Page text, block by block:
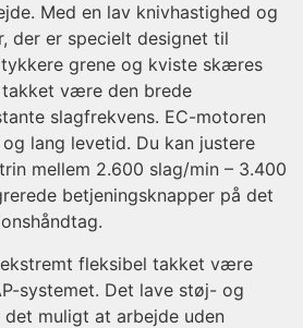
Med en lav knivhastighed og
der er specielt designet til
grene og kviste skæres
være den brede
slagfrekvens. EC-motoren
lang levetid. Du kan justere
mellem 2.600 slag/min – 3.400
betjeningsknapper på det
ekstremt fleksibel takket være
systemet. Det lave støj- og
muligt at arbejde uden